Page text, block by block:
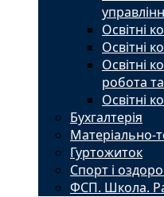
Освітні
Освітні
Освітні
робота
Освітні
Бухгалтерія
Матеріально-
Гуртожиток
Спорт і
ФСП. Школа.